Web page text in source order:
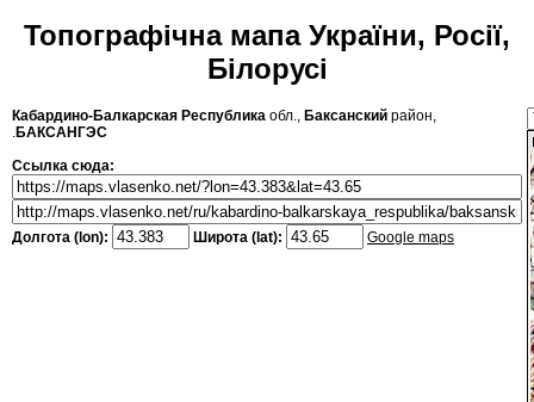
Топографічна мапа України, Росії,
Білорусі
Кабардино-Балкарская Республика обл., Баксанский район,
.БАКСАНГЭС
Ссылка сюда:
Долгота (lon): Широта (lat): Google maps